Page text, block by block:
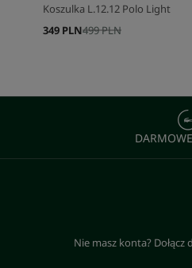
Koszulka L.12.12 Polo Light
499 PLN
349 PLN
Nie masz konta? Dołącz